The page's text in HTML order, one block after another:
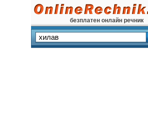
безплатен онлайн речник